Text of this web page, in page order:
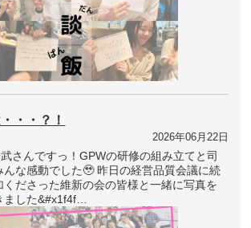
・・？！
2026年06月22日
さんですっ！GPWの研修の組み立てと司
んな感動でした🥹 昨日の経営品質会議に続
くださった維新の会の皆様と一緒に写真を
ました&#x1f4f…